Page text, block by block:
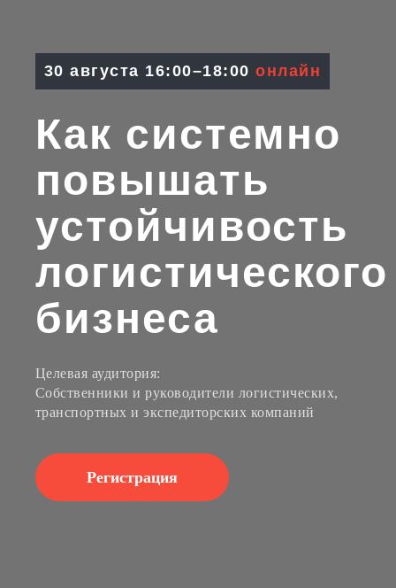
30 августа 16:00–18:00онлайн
Как системно
повышать
устойчивость
логистического
бизнеса
Целевая аудитория:
Собственники и руководители логистических,
транспортных и экспедиторских компаний
Регистрация